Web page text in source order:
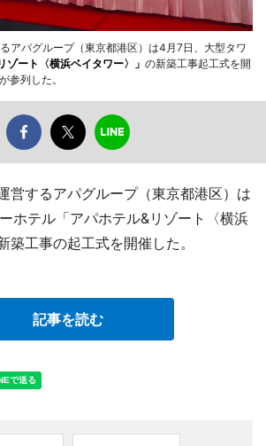
アパグループ（東京都港区）は4月7日、大型タワ
ゾート〈横浜ベイタワー〉」 の新築工事起工式を開
参列した。
営するアパグループ（東京都港区）は
ホテル「アパホテル&リゾート〈横浜
築工事の起工式を開催した。
記事を読む